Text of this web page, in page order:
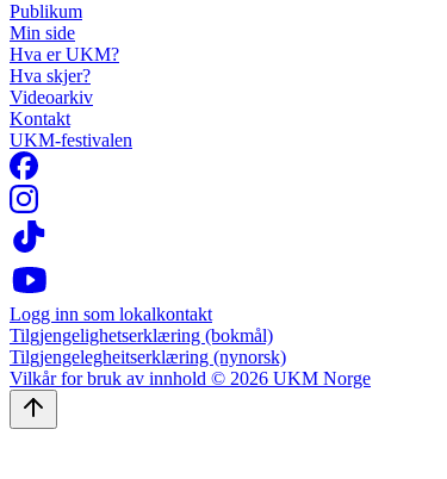
Publikum
Min side
Hva er UKM?
Hva skjer?
Videoarkiv
Kontakt
UKM-festivalen
Logg inn som lokalkontakt
Tilgjengelighetserklæring (bokmål)
Tilgjengelegheitserklæring (nynorsk)
Vilkår for bruk av innhold © 2026 UKM Norge